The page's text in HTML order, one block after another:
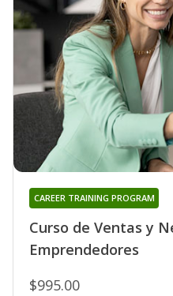
Curso de Ventas y
Emprendedores
CAREER TRAINING PROGRAM
$995.00